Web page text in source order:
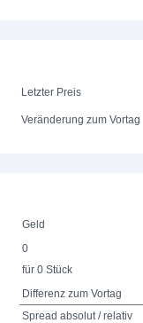
Letzter Preis
Veränderung zum Vortag
Geld
0
für 0 Stück
Differenz zum Vortag
Spread absolut / relativ